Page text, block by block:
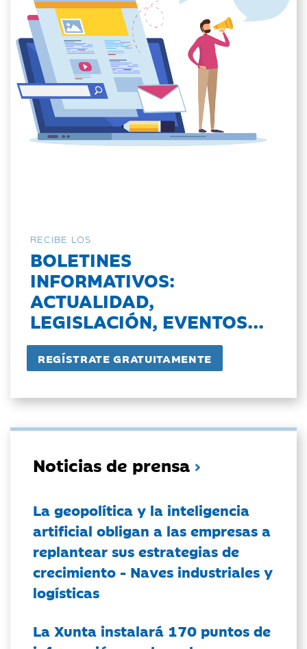
RECIBE LOS
BOLETINES
INFORMATIVOS:
ACTUALIDAD,
LEGISLACIÓN, EVENTOS...
Noticias de prensa
La geopolítica y la inteligencia
artificial obligan a las empresas a
replantear sus estrategias de
crecimiento - Naves industriales y
logísticas
La Xunta instalará 170 puntos de